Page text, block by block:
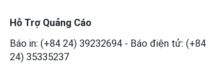
Hỗ Trợ Quảng Cáo
Báo in: (+84 24) 39232694 - Báo điện tử: (+84
24) 35335237